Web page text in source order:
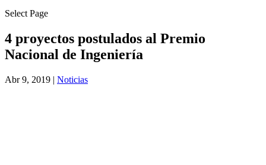
Select Page
4 proyectos postulados al Premio
Nacional de Ingeniería
Abr 9, 2019 | Noticias